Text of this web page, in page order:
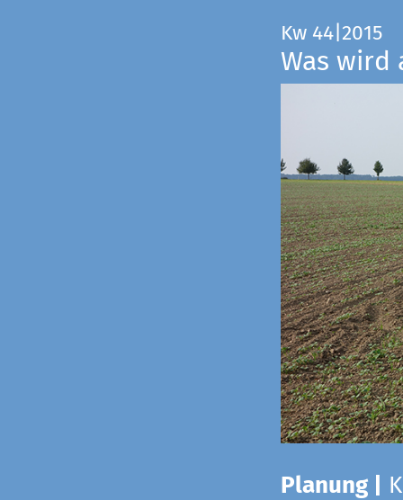
Kw 44|2015
Was wird
Planung |